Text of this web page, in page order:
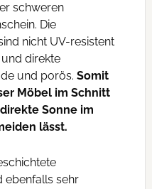
schweren
Die
nicht UV-resistent
direkte
und porös. Somit
Möbel im Schnitt
Sonne im
lässt.
ebenfalls sehr